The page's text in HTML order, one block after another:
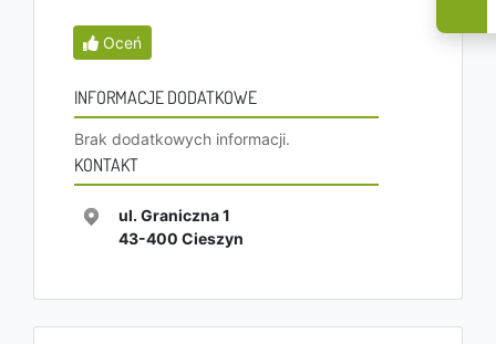
Oceń
INFORMACJE DODATKOWE
Brak dodatkowych informacji.
KONTAKT
ul. Graniczna 1
43-400 Cieszyn